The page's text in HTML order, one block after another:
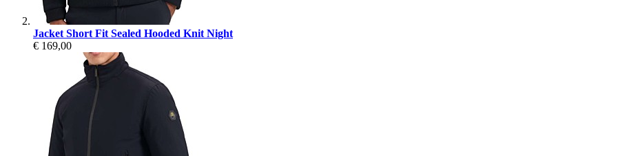
Jacket Short Fit Sealed Hooded Knit Night
€ 169,00